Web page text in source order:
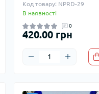
Код товару: NPRD-29
В наявності
0
420.00 грн